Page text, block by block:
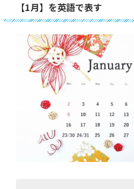
【1月】を英語で表す